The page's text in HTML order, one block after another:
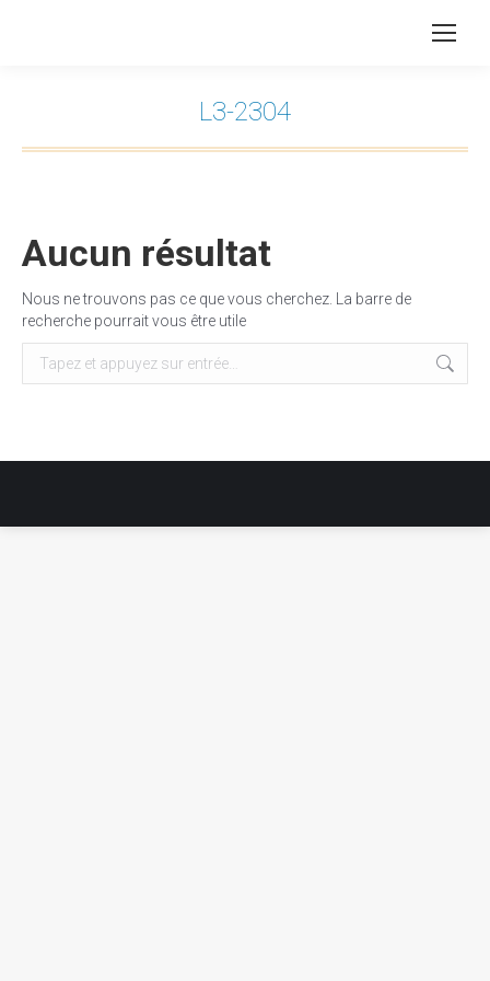
L3-2304
Aucun résultat
Nous ne trouvons pas ce que vous cherchez. La barre de
recherche pourrait vous être utile
Recherche